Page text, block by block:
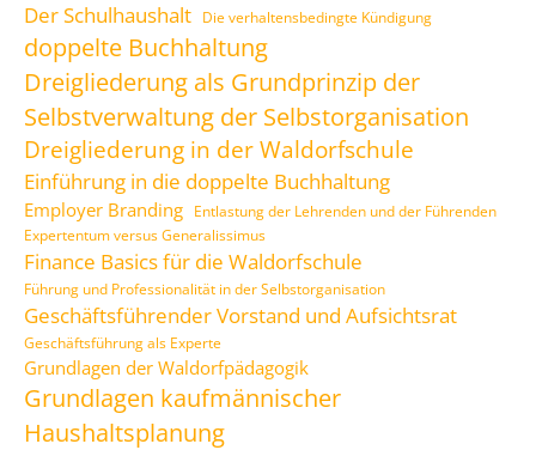
Der Schulhaushalt Die verhaltensbedingte Kündigung
doppelte Buchhaltung
Dreigliederung als Grundprinzip der
Selbstverwaltung der Selbstorganisation
Dreigliederung in der Waldorfschule
Einführung in die doppelte Buchhaltung
Employer Branding Entlastung der Lehrenden und der Führenden
Expertentum versus Generalissimus
Finance Basics für die Waldorfschule
Führung und Professionalität in der Selbstorganisation
Geschäftsführender Vorstand und Aufsichtsrat
Geschäftsführung als Experte
Grundlagen der Waldorfpädagogik
Grundlagen kaufmännischer
Haushaltsplanung